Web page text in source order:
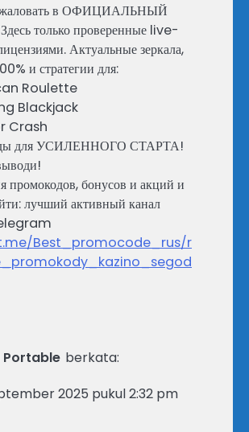
в ОФИЦИАЛЬНЫЙ
только проверенные live-
Актуальные зеркала,
и стратегии для:
Roulette
Blackjack
Crash
для УСИЛЕННОГО СТАРТА!
промокодов, бонусов и акций и
лучший активный канал
Best_promocode_rus/r
Portable berkata:
2025 pukul 2:32 pm